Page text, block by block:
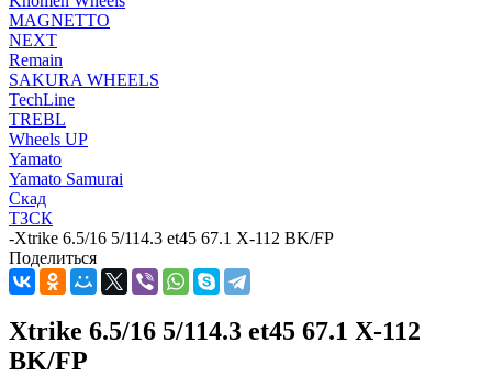
MAGNETTO
NEXT
Remain
SAKURA WHEELS
TechLine
TREBL
Wheels UP
Yamato
Yamato Samurai
Скад
ТЗСК
-Xtrike 6.5/16 5/114.3 et45 67.1 X-112 BK/FP
Поделиться
Xtrike 6.5/16 5/114.3 et45 67.1 X-112
BK/FP